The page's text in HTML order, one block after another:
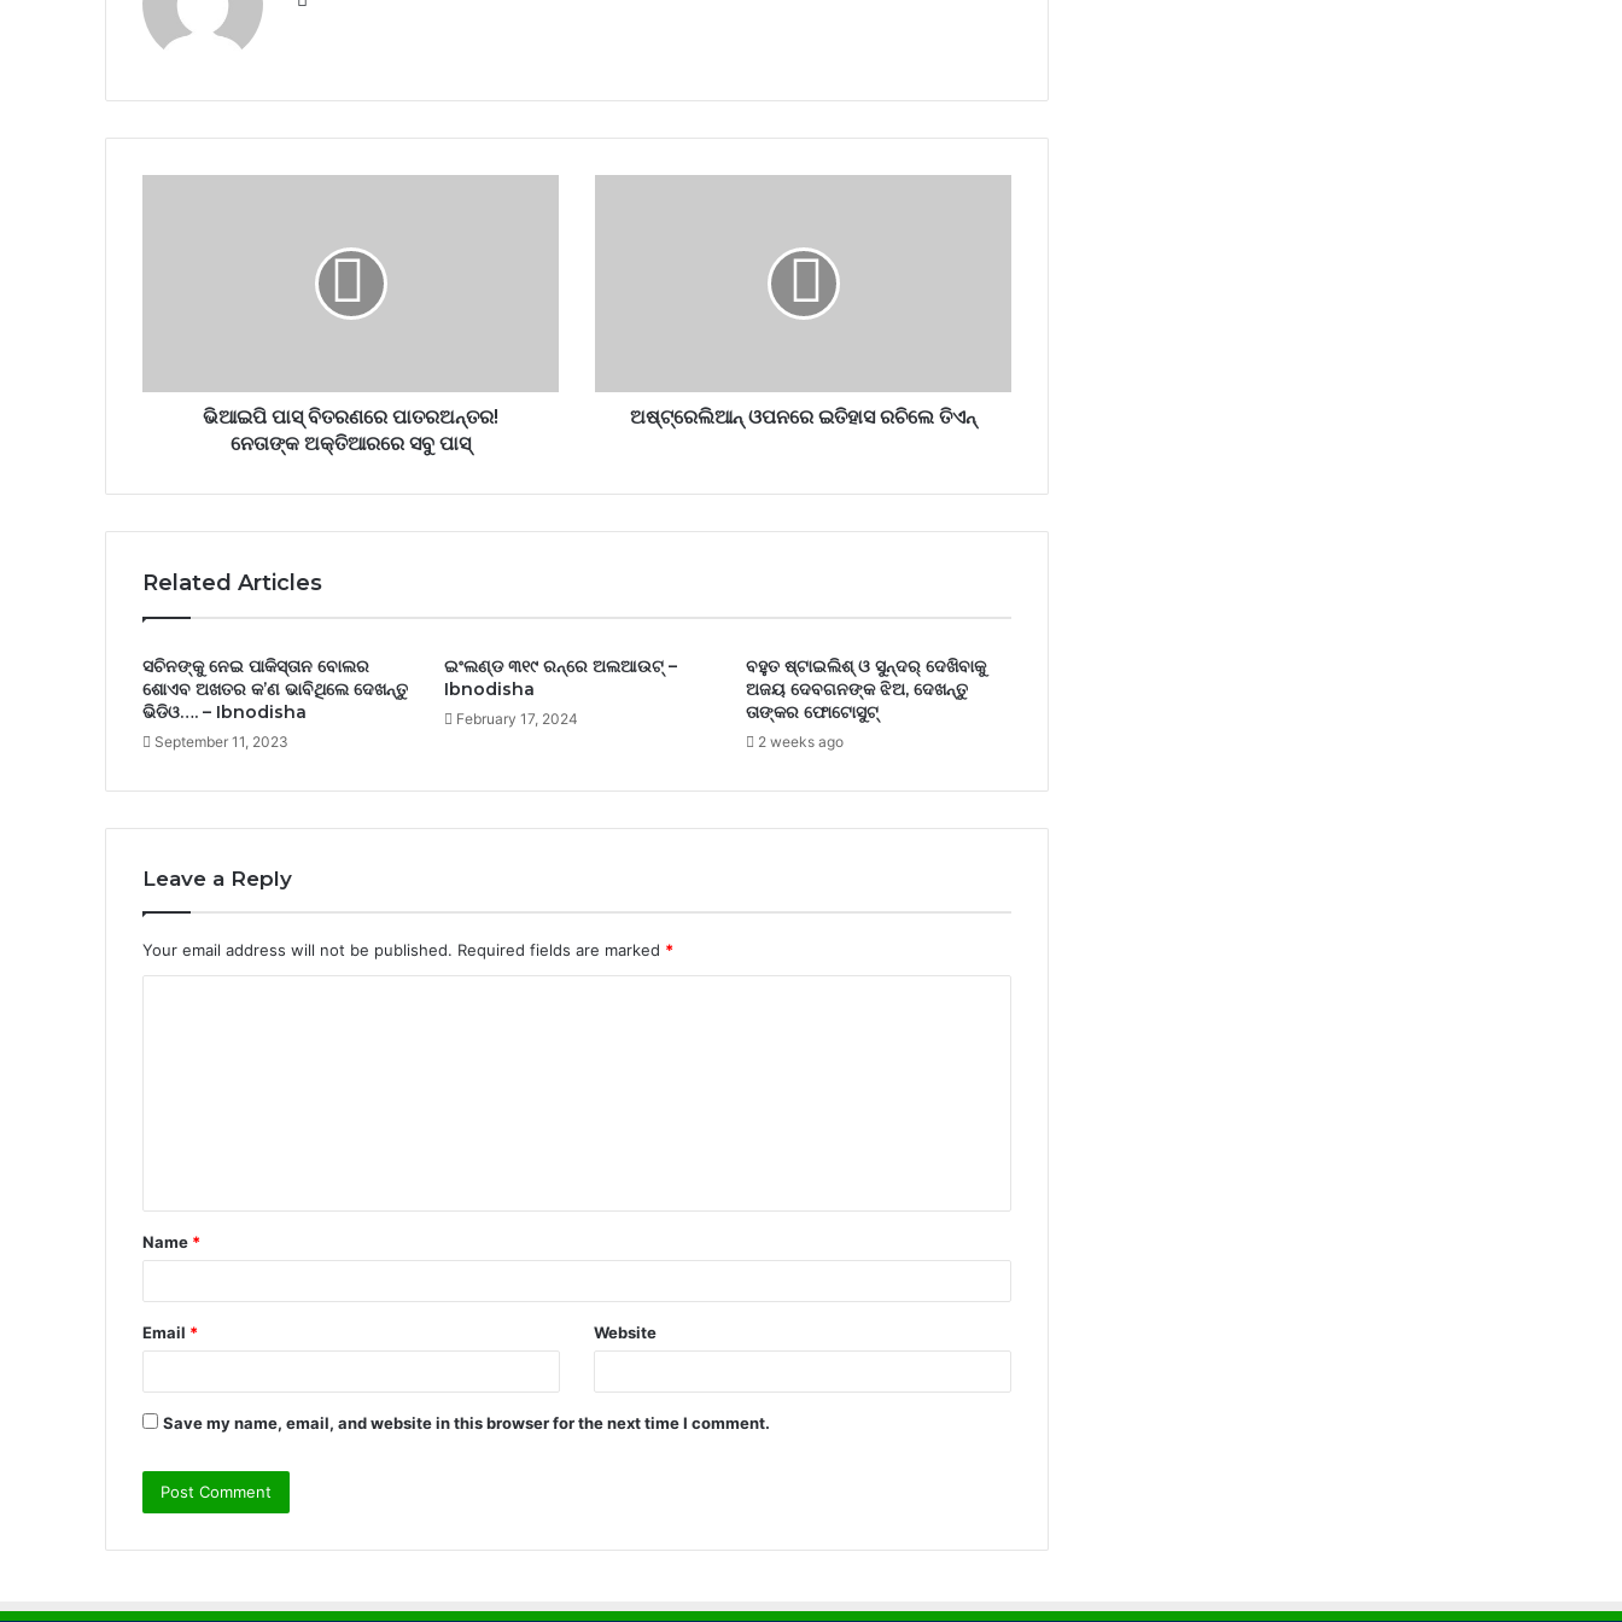
ଭିଆଇପି ପାସ୍‌ ବିତରଣରେ ପାତରଅନ୍ତର!
ନେତାଙ୍କ ଅକ୍ତିଆରରେ ସବୁ ପାସ୍‌
ଅଷ୍ଟ୍ରେଲିଆନ୍ ଓପନରେ ଇତିହାସ ରଚିଲେ ତିଏନ୍‌
Related Articles
ସଚିନଙ୍କୁ ନେଇ ପାକିସ୍ତାନ ବୋଲର
ଶୋଏବ ଅଖତର କ’ଣ ଭାବିଥିଲେ ଦେଖନ୍ତୁ
ଭିଡିଓ…. – Ibnodisha
September 11, 2023
ଇଂଲଣ୍ଡ ୩୧୯ ରନ୍‌ରେ ଅଲଆଉଟ୍‌ –
Ibnodisha
February 17, 2024
ବହୁତ ଷ୍ଟାଇଲିଶ୍ ଓ ସୁନ୍ଦର୍ ଦେଖିବାକୁ
ଅଜୟ ଦେବଗନଙ୍କ ଝିଅ, ଦେଖନ୍ତୁ
ତାଙ୍କର ଫୋଟୋସୁଟ୍
2 weeks ago
Leave a Reply
Your email address will not be published. Required fields are marked *
t
*
Name *
Email * Website
Save my name, email, and website in this browser for the next time I comment.